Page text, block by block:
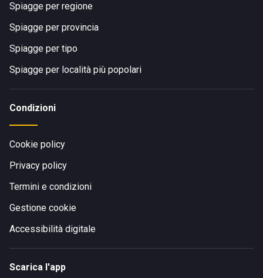
Spiagge per regione
Spiagge per provincia
Spiagge per tipo
Spiagge per località più popolari
Condizioni
Cookie policy
Privacy policy
Termini e condizioni
Gestione cookie
Accessibilità digitale
Scarica l'app